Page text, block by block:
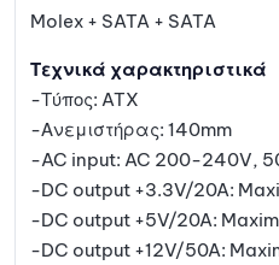
Molex + SATA + SATA
Τεχνικά χαρακτηριστικά
-Τύπος: ATX
-Ανεμιστήρας: 140mm
-AC input: AC 200-240V,
-DC output +3.3V/20A:
-DC output +5V/20A:
-DC output +12V/50A: